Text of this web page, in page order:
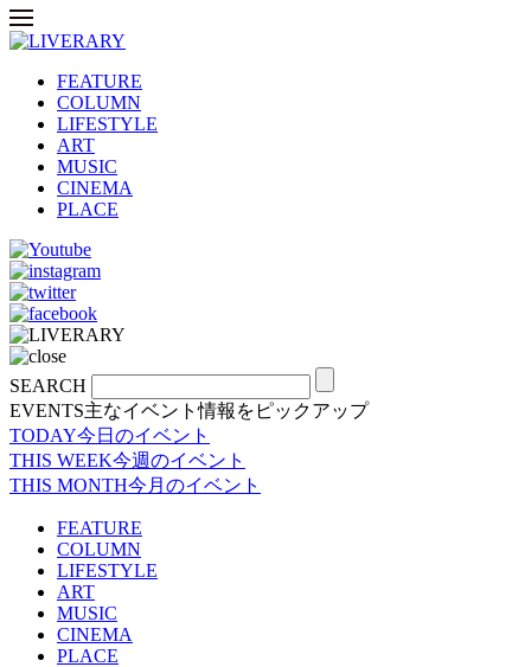
FEATURE
COLUMN
LIFESTYLE
ART
MUSIC
CINEMA
PLACE
SEARCH
EVENTS主なイベント情報をピックアップ
TODAY今日のイベント
THIS WEEK今週のイベント
THIS MONTH今月のイベント
FEATURE
COLUMN
LIFESTYLE
ART
MUSIC
CINEMA
PLACE